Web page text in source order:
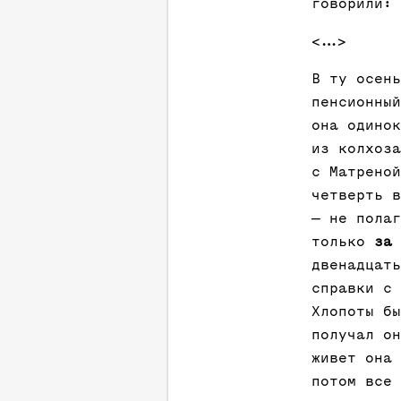
говорили:
<...>
В ту
она
из
с
четверть
— не
только за
справки
Хлопоты
получал
живет
потом все